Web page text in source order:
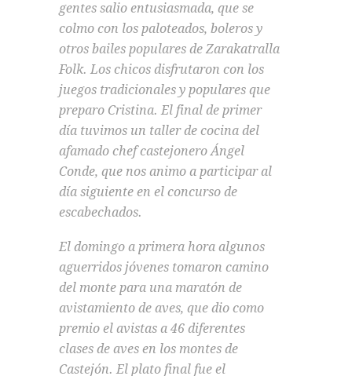
gentes salio entusiasmada, que se
colmo con los paloteados, boleros y
otros bailes populares de Zarakatralla
Folk. Los chicos disfrutaron con los
juegos tradicionales y populares que
preparo Cristina. El final de primer
día tuvimos un taller de cocina del
afamado chef castejonero Ángel
Conde, que nos animo a participar al
día siguiente en el concurso de
escabechados.
El domingo a primera hora algunos
aguerridos jóvenes tomaron camino
del monte para una maratón de
avistamiento de aves, que dio como
premio el avistas a 46 diferentes
clases de aves en los montes de
Castejón. El plato final fue el